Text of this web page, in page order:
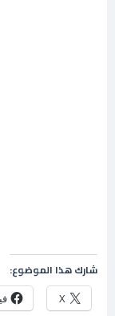
شارك هذا الموضوع:
X